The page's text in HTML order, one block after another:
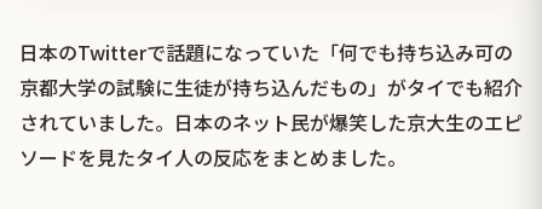
日本のTwitterで話題になっていた「何でも持ち込み可の
京都大学の試験に生徒が持ち込んだもの」がタイでも紹介
されていました。日本のネット民が爆笑した京大生のエピ
ソードを見たタイ人の反応をまとめました。